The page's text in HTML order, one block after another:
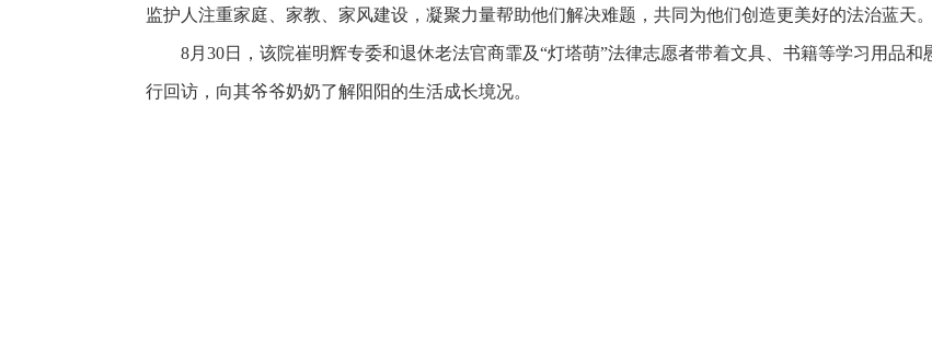
监护人注重家庭、家教、家风建设，凝聚力量帮助他们解决难题，共同为他们创造更美好的法治蓝天。
8月30日，该院崔明辉专委和退休老法官商霏及“灯塔萌”法律志愿者带着文具、书籍等学习用品
行回访，向其爷爷奶奶了解阳阳的生活成长境况。